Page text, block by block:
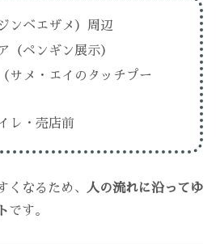
ンベエザメ）周辺
（ペンギン展示）
サメ・エイのタッチプー
レ・売店前
くなるため、 人の流れに沿ってゆ
です。